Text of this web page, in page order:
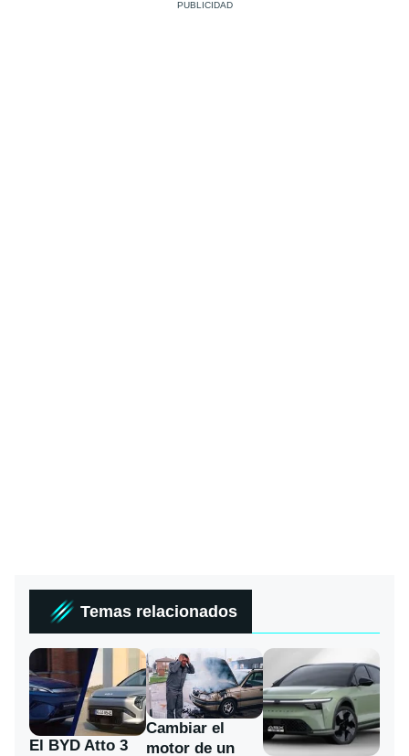
Temas relacionados
El BYD Atto 3
Cambiar el
motor de un